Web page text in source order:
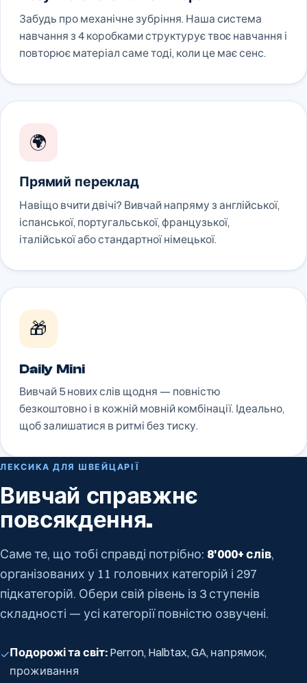
Забудь про механічне зубріння. Наша система
навчання з 4 коробками структурує твоє навчання і
повторює матеріал саме тоді, коли це має сенс.
🌍
Прямий переклад
Навіщо вчити двічі? Вивчай напряму з англійської,
іспанської, португальської, французької,
італійської або стандартної німецької.
🎁
Daily Mini
Вивчай 5 нових слів щодня — повністю
безкоштовно і в кожній мовній комбінації. Ідеально,
щоб залишатися в ритмі без тиску.
ЛЕКСИКА ДЛЯ ШВЕЙЦАРІЇ
Вивчай справжнє
повсякдення.
Саме те, що тобі справді потрібно: 8'000+ слів,
організованих у 11 головних категорій і 297
підкатегорій. Обери свій рівень із 3 ступенів
складності — усі категорії повністю озвучені.
✓Подорожі та світ: Perron, Halbtax, GA, напрямок,
проживання